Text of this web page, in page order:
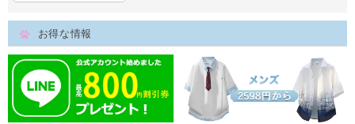
お得な情報